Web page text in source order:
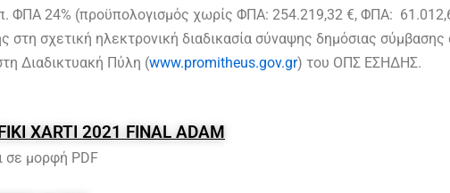
ΦΠΑ 24% (προϋπολογισμός χωρίς ΦΠΑ: 254.219,32 €, ΦΠΑ:
στη σχετική ηλεκτρονική διαδικασία σύναψης δημόσιας
Διαδικτυακή Πύλη (www.promitheus.gov.gr) του ΟΠΣ ΕΣΗΔΗΣ.
XARTI 2021 FINAL ADAM
σε μορφή PDF